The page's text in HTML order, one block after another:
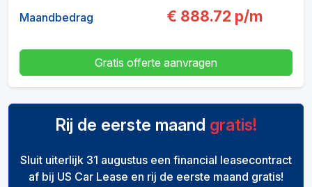
Maandbedrag € 888.72p/m
Gratis offerte aanvragen
Rij de eerste maand gratis!
Sluit uiterlijk 31 augustus een financial leasecontract
af bij US Car Lease en rij de eerste maand gratis!